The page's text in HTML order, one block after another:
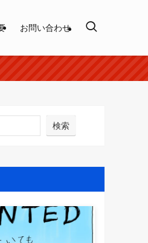
お問い合わせ
検索